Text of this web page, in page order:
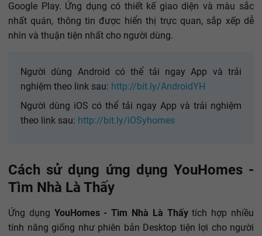
Google Play. Ứng dụng có thiết kế giao diện và màu sắc
nhất quán, thông tin được hiển thị trực quan, sắp xếp dễ
nhìn và thuận tiện nhất cho người dùng.
Người dùng Android có thể tải ngay App và trải
nghiệm theo link sau: http://bit.ly/AndroidYH
Người dùng iOS có thể tải ngay App và trải nghiệm
theo link sau: http://bit.ly/iOSyhomes
Cách sử dụng ứng dụng YouHomes -
Tìm Nhà Là Thấy
Ứng dụng YouHomes - Tìm Nhà Là Thấytích hợp nhiều
tính năng giống như phiên bản Desktop tiện lợi cho người